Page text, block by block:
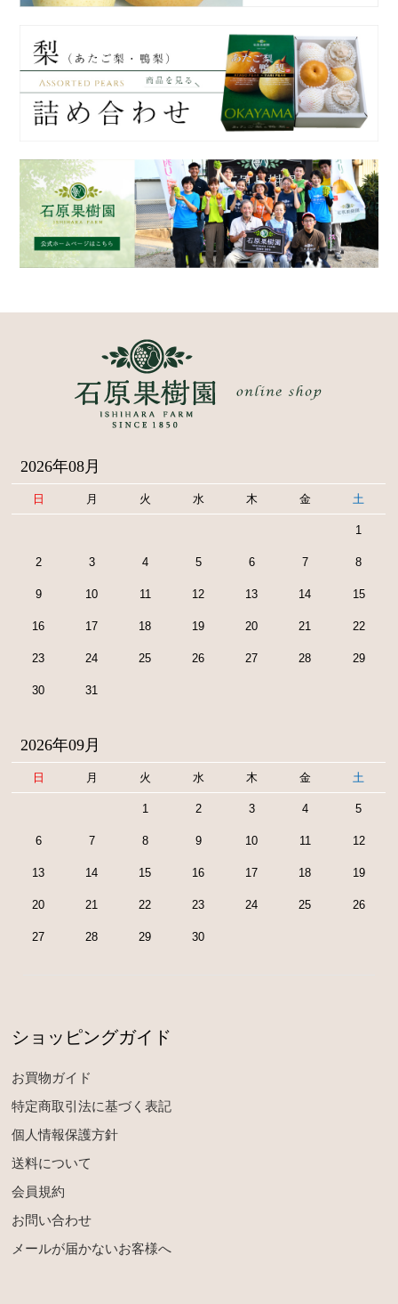
2026年08月
日 月 火 水 木 金 土
1
2 3 4 5 6 7 8
9 10 11 12 13 14 15
16 17 18 19 20 21 22
23 24 25 26 27 28 29
30 31
2026年09月
日 月 火 水 木 金 土
1 2 3 4 5
6 7 8 9 10 11 12
13 14 15 16 17 18 19
20 21 22 23 24 25 26
27 28 29 30
ショッピングガイド
お買物ガイド
特定商取引法に基づく表記
個人情報保護方針
送料について
会員規約
お問い合わせ
メールが届かないお客様へ